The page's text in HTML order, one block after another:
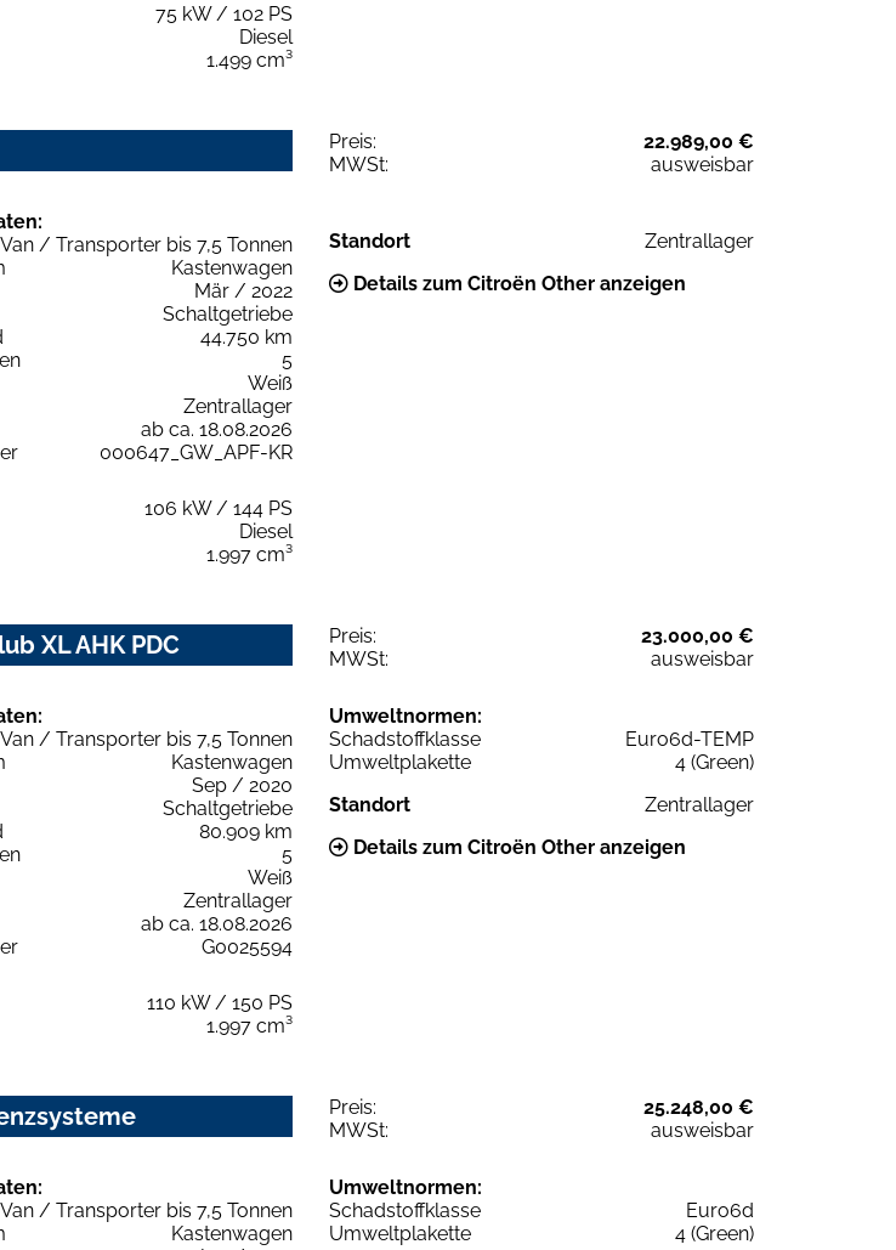
75 kW / 102 PS
Diesel
1.499 cm³
Preis:
22.989,00 €
MWSt:
ausweisbar
Van / Transporter bis 7,5 Tonnen
Kastenwagen
Mär / 2022
Schaltgetriebe
44.750 km
5
Weiß
Zentrallager
ab ca. 18.08.2026
000647_GW_APF-KR
106 kW / 144 PS
Diesel
1.997 cm³
Standort
Zentrallager
Details zum Citroën Other anzeigen
XL AHK PDC Preis:
23.000,00 €
MWSt:
ausweisbar
Van / Transporter bis 7,5 Tonnen
Kastenwagen
Sep / 2020
Schaltgetriebe
80.909 km
5
Weiß
Zentrallager
ab ca. 18.08.2026
G0025594
110 kW / 150 PS
1.997 cm³
Umweltnormen:
Schadstoffklasse
Euro6d-TEMP
Umweltplakette
4 (Green)
Standort
Zentrallager
Details zum Citroën Other anzeigen
Preis:
25.248,00 €
MWSt:
ausweisbar
Van / Transporter bis 7,5 Tonnen
Kastenwagen
Umweltnormen:
Schadstoffklasse
Euro6d
Umweltplakette
4 (Green)